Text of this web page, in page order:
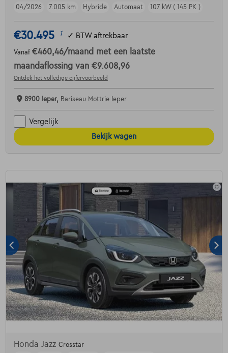
04/2026
7.005 km Hybride Automaat 107 kW ( 145 PK )
€30.495 1 ✓ BTW aftrekbaar
Vanaf €460,46/maand met een laatste
maandaflossing van €9.608,96
Ontdek het volledige cijfervoorbeeld
8900 Ieper, Bariseau Mottrie Ieper
Vergelijk
Bekijk wagen
Honda Jazz Crosstar